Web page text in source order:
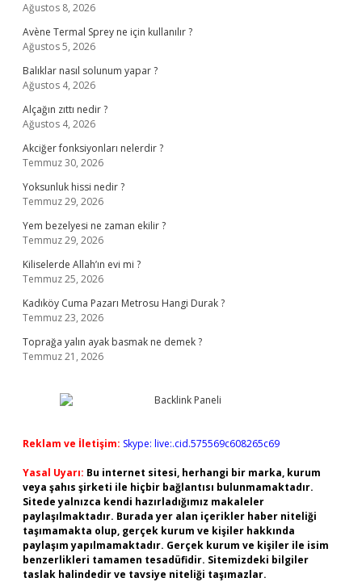
Ağustos 8, 2026
Avène Termal Sprey ne için kullanılır ?
Ağustos 5, 2026
Balıklar nasıl solunum yapar ?
Ağustos 4, 2026
Alçağın zıttı nedir ?
Ağustos 4, 2026
Akciğer fonksiyonları nelerdir ?
Temmuz 30, 2026
Yoksunluk hissi nedir ?
Temmuz 29, 2026
Yem bezelyesi ne zaman ekilir ?
Temmuz 29, 2026
Kiliselerde Allah’ın evi mi ?
Temmuz 25, 2026
Kadıköy Cuma Pazarı Metrosu Hangi Durak ?
Temmuz 23, 2026
Toprağa yalın ayak basmak ne demek ?
Temmuz 21, 2026
Reklam ve İletişim: Skype: live:.cid.575569c608265c69
Yasal Uyarı: Bu internet sitesi, herhangi bir marka, kurum
veya şahıs şirketi ile hiçbir bağlantısı bulunmamaktadır.
Sitede yalnızca kendi hazırladığımız makaleler
paylaşılmaktadır. Burada yer alan içerikler haber niteliği
taşımamakta olup, gerçek kurum ve kişiler hakkında
paylaşım yapılmamaktadır. Gerçek kurum ve kişiler ile isim
benzerlikleri tamamen tesadüfidir. Sitemizdeki bilgiler
taslak halindedir ve tavsiye niteliği taşımazlar.